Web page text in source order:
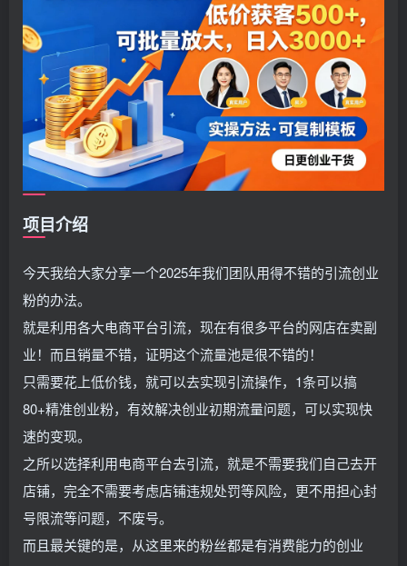
项目介绍
今天我给大家分享一个2025年我们团队用得不错的引流创业
粉的办法。
就是利用各大电商平台引流，现在有很多平台的网店在卖副
业！而且销量不错，证明这个流量池是很不错的！
只需要花上低价钱，就可以去实现引流操作，1条可以搞
80+精准创业粉，有效解决创业初期流量问题，可以实现快
速的变现。
之所以选择利用电商平台去引流，就是不需要我们自己去开
店铺，完全不需要考虑店铺违规处罚等风险，更不用担心封
号限流等问题，不废号。
而且最关键的是，从这里来的粉丝都是有消费能力的创业